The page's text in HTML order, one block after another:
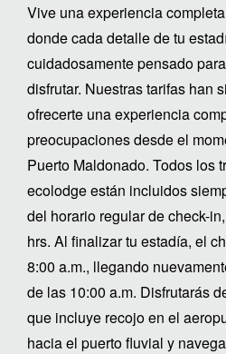
Vive una experiencia
donde cada detalle de tu
cuidadosamente pensado
disfrutar. Nuestras tarifas han
ofrecerte una experiencia
preocupaciones desde el
Puerto Maldonado. Todos los
ecolodge están incluidos
del horario regular de check-
hrs. Al finalizar tu estadía, el
8:00 a.m., llegando
de las 10:00 a.m. Disfrutarás
que incluye recojo en el
hacia el puerto fluvial y